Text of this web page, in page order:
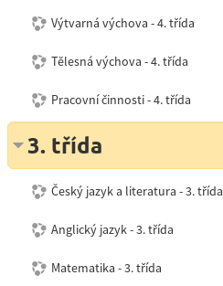
Výtvarná výchova - 4. třída
Tělesná výchova - 4. třída
Pracovní činnosti - 4. třída
3. třída
Český jazyk a literatura - 3. třída
Anglický jazyk - 3. třída
Matematika - 3. třída